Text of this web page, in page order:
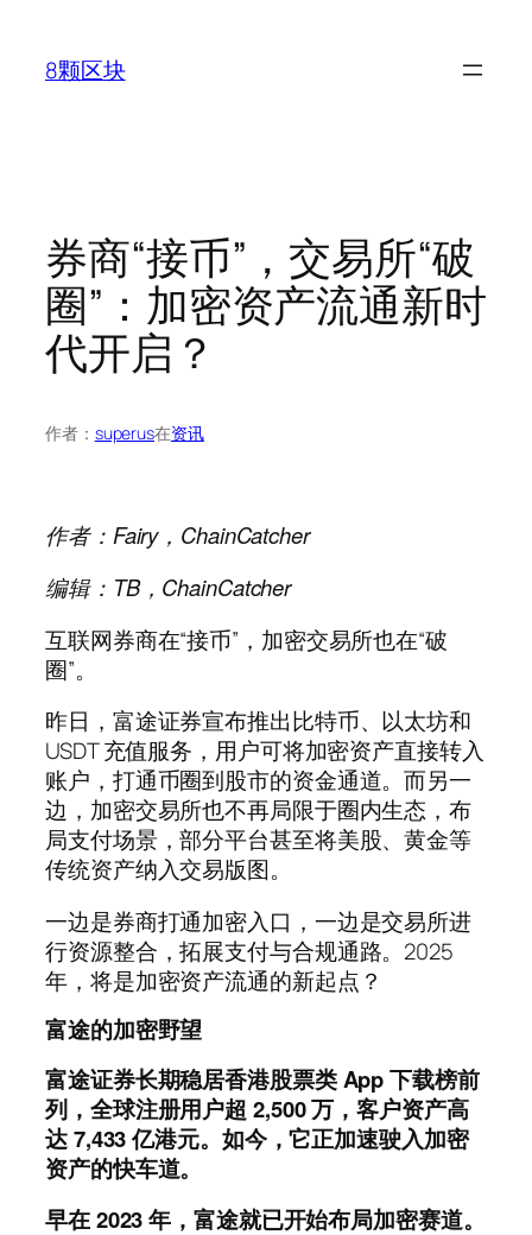
8颗区块
券商“接币”，交易所“破
圈”：加密资产流通新时
代开启？
作者： superus在资讯
作者：Fairy，ChainCatcher
编辑：TB，ChainCatcher
互联网券商在“接币”，加密交易所也在“破
圈”。
昨日，富途证券宣布推出比特币、以太坊和
USDT 充值服务，用户可将加密资产直接转入
账户，打通币圈到股市的资金通道。而另一
边，加密交易所也不再局限于圈内生态，布
局支付场景，部分平台甚至将美股、黄金等
传统资产纳入交易版图。
一边是券商打通加密入口，一边是交易所进
行资源整合，拓展支付与合规通路。2025
年，将是加密资产流通的新起点？
富途的加密野望
富途证券长期稳居香港股票类 App 下载榜前
列，全球注册用户超 2,500 万，客户资产高
达 7,433 亿港元。如今，它正加速驶入加密
资产的快车道。
早在 2023 年，富途就已开始布局加密赛道。